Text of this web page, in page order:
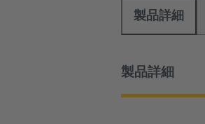
製品詳細
製品詳細